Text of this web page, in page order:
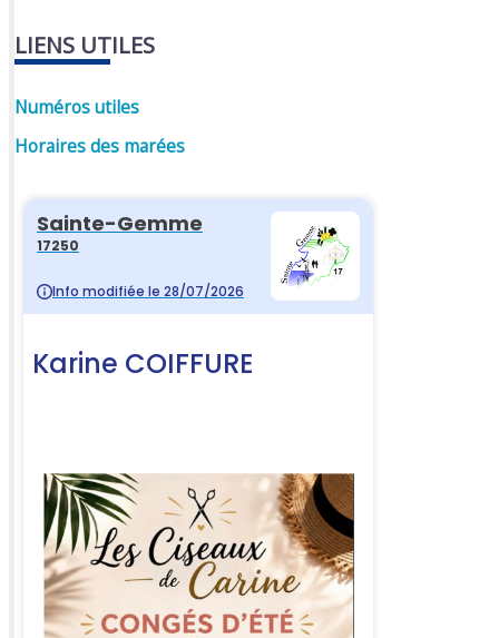
LIENS UTILES
Numéros utiles
Horaires des marées